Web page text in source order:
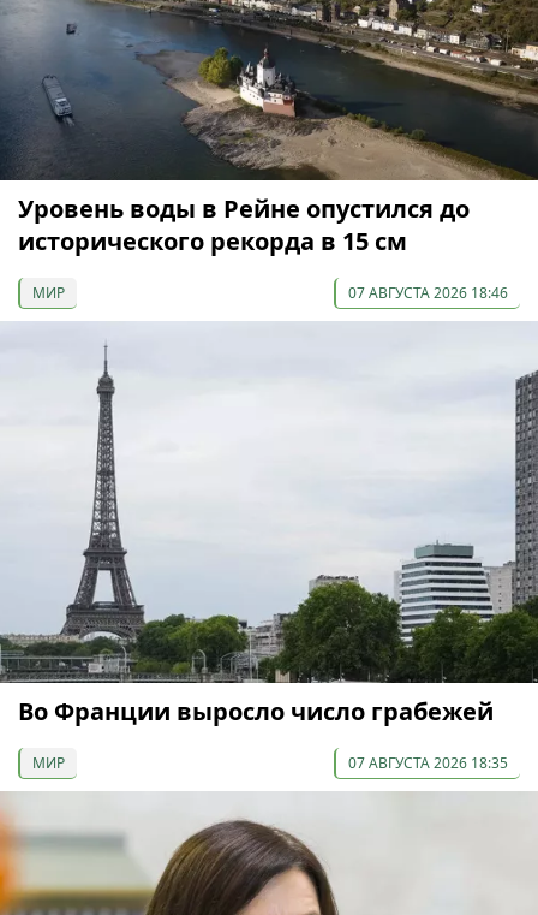
Уровень воды в Рейне опустился до
исторического рекорда в 15 см
МИР 07 АВГУСТА 2026 18:46
Во Франции выросло число грабежей
МИР 07 АВГУСТА 2026 18:35